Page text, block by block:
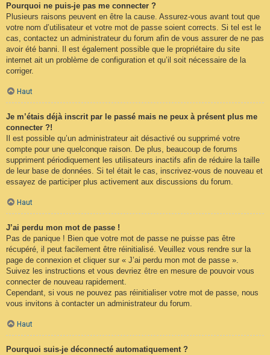
Pourquoi ne puis-je pas me connecter ?
Plusieurs raisons peuvent en être la cause. Assurez-vous avant tout que
votre nom d’utilisateur et votre mot de passe soient corrects. Si tel est le
cas, contactez un administrateur du forum afin de vous assurer de ne pas
avoir été banni. Il est également possible que le propriétaire du site
internet ait un problème de configuration et qu’il soit nécessaire de la
corriger.
Haut
Je m’étais déjà inscrit par le passé mais ne peux à présent plus me
connecter ?!
Il est possible qu’un administrateur ait désactivé ou supprimé votre
compte pour une quelconque raison. De plus, beaucoup de forums
suppriment périodiquement les utilisateurs inactifs afin de réduire la taille
de leur base de données. Si tel était le cas, inscrivez-vous de nouveau et
essayez de participer plus activement aux discussions du forum.
Haut
J’ai perdu mon mot de passe !
Pas de panique ! Bien que votre mot de passe ne puisse pas être
récupéré, il peut facilement être réinitialisé. Veuillez vous rendre sur la
page de connexion et cliquer sur « J’ai perdu mon mot de passe ».
Suivez les instructions et vous devriez être en mesure de pouvoir vous
connecter de nouveau rapidement.
Cependant, si vous ne pouvez pas réinitialiser votre mot de passe, nous
vous invitons à contacter un administrateur du forum.
Haut
Pourquoi suis-je déconnecté automatiquement ?